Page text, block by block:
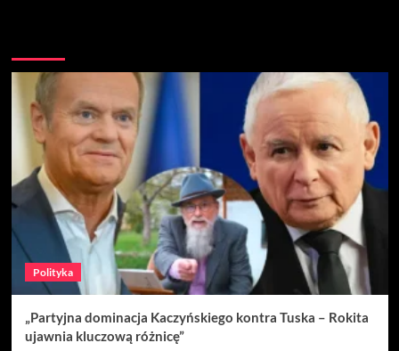
Polityka
„Partyjna dominacja Kaczyńskiego kontra Tuska – Rokita
ujawnia kluczową różnicę”